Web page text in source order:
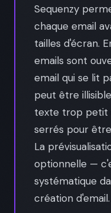
Sequenzy
chaque email
tailles d'écran.
emails sont
email qui se lit
peut être
texte trop petit
serrés pour
La
optionnelle —
systématique
création d'email.